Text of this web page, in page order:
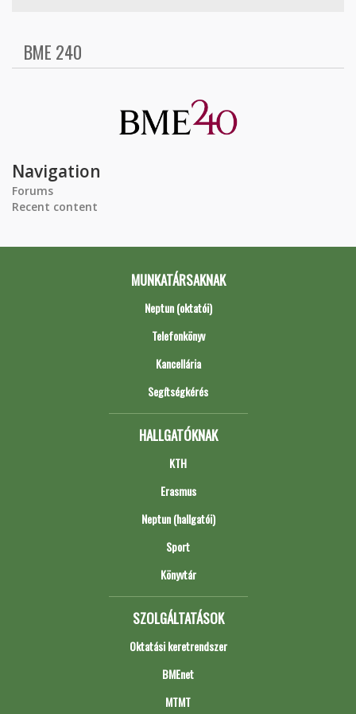
BME 240
Navigation
Forums
Recent content
MUNKATÁRSAKNAK
Neptun (oktatói)
Telefonkönyv
Kancellária
Segítségkérés
HALLGATÓKNAK
KTH
Erasmus
Neptun (hallgatói)
Sport
Könyvtár
SZOLGÁLTATÁSOK
Oktatási keretrendszer
BMEnet
MTMT